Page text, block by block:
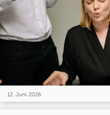
12. Juni 2026